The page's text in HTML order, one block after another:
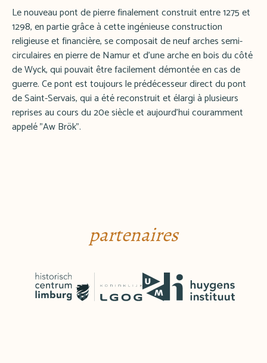
Le nouveau pont de pierre finalement construit entre 1275 et
1298, en partie grâce à cette ingénieuse construction
religieuse et financière, se composait de neuf arches semi-
circulaires en pierre de Namur et d'une arche en bois du côté
de Wyck, qui pouvait être facilement démontée en cas de
guerre. Ce pont est toujours le prédécesseur direct du pont
de Saint-Servais, qui a été reconstruit et élargi à plusieurs
reprises au cours du 20e siècle et aujourd'hui couramment
appelé "Aw Brök".
partenaires